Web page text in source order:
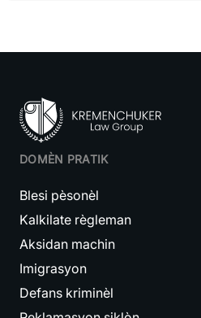
DOMÈN PRATIK
Blesi pèsonèl
Kalkilate règleman
Aksidan machin
Imigrasyon
Defans kriminèl